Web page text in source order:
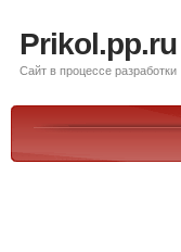
Prikol.pp.ru
Сайт в процессе разработки